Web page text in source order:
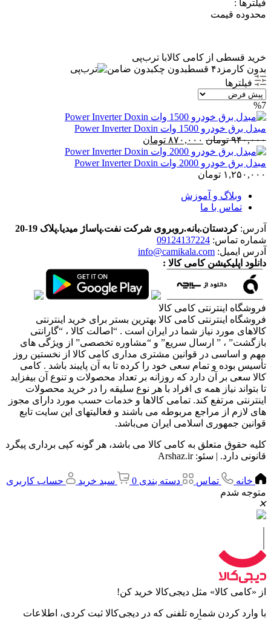
فیلترها :
محدوده قیمت
خرید قسطی از کامی کالابا ترب‌پی
بدون کارمزد۴ قسط بدون چکبدون ضامن
فیلترها
%7
مبدل برق خودرو 1500 وات Power Inverter Doxin
۹۴۰,۰۰۰ تومان قیمت
اصلی:
۹۴۰,۰۰۰ تومان
بود.
۸۷۰,۰۰۰ تومان
فعلی:
۸۷۰,۰۰۰ تومان.
مبدل برق خودرو 2000 وات Power Inverter Doxin
۱,۲۵۰,۰۰۰ تومان
وبلاگ و آموزش
تماس با ما
آدرس:کردستان.بانه.روبروی شرکت نفت.پاساژ میدیا.پلاک 19-20
شماره تماس: 09124137224
آدرس ایمیل: info@camikala.com
دانلود اپلیکیشن کامی کالا :
فروشگاه اینترنتی کامی کالا
فروشگاه اینترنتی کامی کالا بهترین بستر برای خرید اینترنتی
کالاهای مورد نیاز شما در ایران است . “اصالت کالا ، “گارانتی
بازگشت” ، ” ارسال سریع” و “مشاوره تخصصی” از ویژگی های
مهم و اساسی در قوانین مشتری مداری کامی کالا از نخستین روز
تأسیس بوده و تمام سعی خود را کرده تا به آن پایبند باشد . کامی
کالا سعی بر آن دارد که روزانه بر تعداد محصولات و تنوع آن بیفزاید
تا بتواند نیاز همه ی افراد با هر نوع سلیقه را در خرید محصولات
اینترنتی مرتفع کند. تمامی کالاها و خدمات حسب مورد دارای مجوز
های لازم از مراجع مربوطه می باشند و فعالیتهای این سایت تابع
قوانین جمهوری اسلامی ایران می‌باشد.
کلیه حقوق متعلق به کامی کالا می باشد، هر گونه کپی برداری پیگرد
قانونی دارد. | سئو: Arshaz.ir
خانه تماس دسته بندی 0 سبد خرید
حساب کاربری
متوجه شدم
✕
|
از «کامی کالا» مثل دیجی‌کالا خرید کن!
با وارد کردن شماره تلفنی که در دیجی‌کالا ثبت کردی، اطلاعات